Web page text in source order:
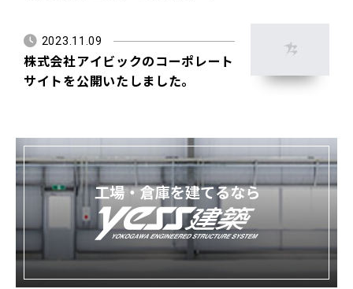
2023.11.09
株式会社アイビックのコーポレート
サイトを公開いたしました。